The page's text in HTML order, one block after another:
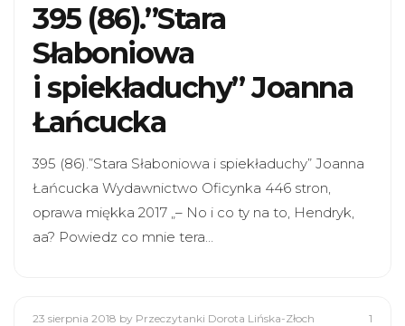
395 (86).”Stara
Słaboniowa
i spiekładuchy” Joanna
Łańcucka
395 (86).”Stara Słaboniowa i spiekładuchy” Joanna
Łańcucka Wydawnictwo Oficynka 446 stron,
oprawa miękka 2017 „– No i co ty na to, Hendryk,
aa? Powiedz co mnie tera…
23 sierpnia 2018 by Przeczytanki Dorota Lińska-Złoch 1